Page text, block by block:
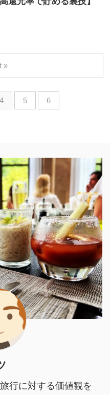
4 5 6
»
行に対する価値観を